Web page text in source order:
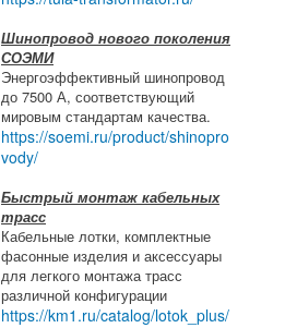
Шинопровод нового поколения
СОЭМИ
Энергоэффективный шинопровод
до 7500 А, соответствующий
мировым стандартам качества.
https://soemi.ru/product/shinopro
vody/
Быстрый монтаж кабельных
трасс
Кабельные лотки, комплектные
фасонные изделия и аксессуары
для легкого монтажа трасс
различной конфигурации
https://km1.ru/catalog/lotok_plus/